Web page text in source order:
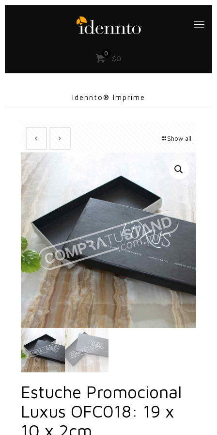
0
$0
Idennto® Imprime
Show all
Estuche Promocional
Luxus OFC018: 19 x
10 x 2cm